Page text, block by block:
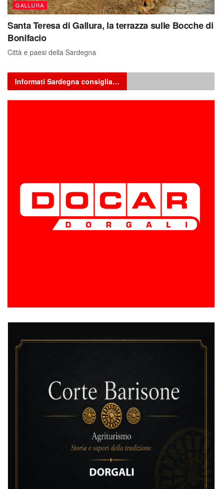
GALLURA
Santa Teresa di Gallura, la terrazza sulle Bocche di
Bonifacio
Città e paesi della Sardegna
Informati Sardegna consiglia…